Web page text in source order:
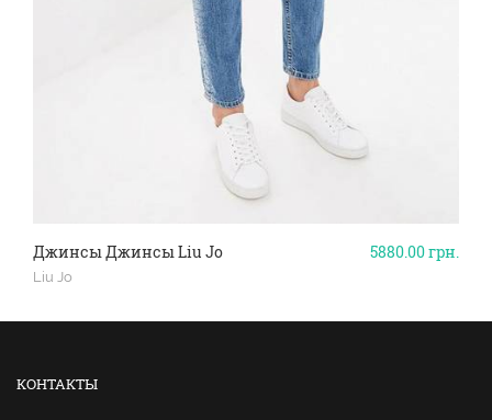
5880.00грн.
Джинсы Джинсы Liu Jo
Liu Jo
КОНТАКТЫ